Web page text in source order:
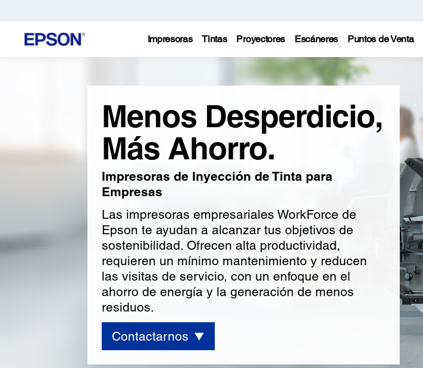
Impresoras Tintas Proyectores Escáneres Puntos de Venta
Menos Desperdicio,
Más Ahorro.
Impresoras de Inyección de Tinta para
Empresas
Las impresoras empresariales WorkForce de
Epson te ayudan a alcanzar tus objetivos de
sostenibilidad. Ofrecen alta productividad,
requieren un mínimo mantenimiento y reducen
las visitas de servicio, con un enfoque en el
ahorro de energía y la generación de menos
residuos.
Contactarnos